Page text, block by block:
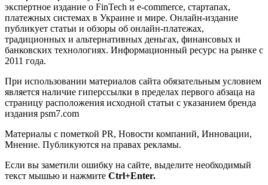
экспертное издание о FinTech и e-commerce, стартапах,
платежных системах в Украине и мире. Онлайн-издание
публикует статьи и обзоры об онлайн-платежах,
традиционных и альтернативных деньгах, финансовых и
банковских технологиях. Информационный ресурс на рынке с
2011 года.
При использовании материалов сайта обязательным условием
является наличие гиперссылки в пределах первого абзаца на
страницу расположения исходной статьи с указанием бренда
издания psm7.com
Материалы с пометкой PR, Новости компаний, Инновации,
Мнение. Публикуются на правах рекламы.
Если вы заметили ошибку на сайте, выделите необходимый
текст мышью и нажмите Ctrl+Enter.